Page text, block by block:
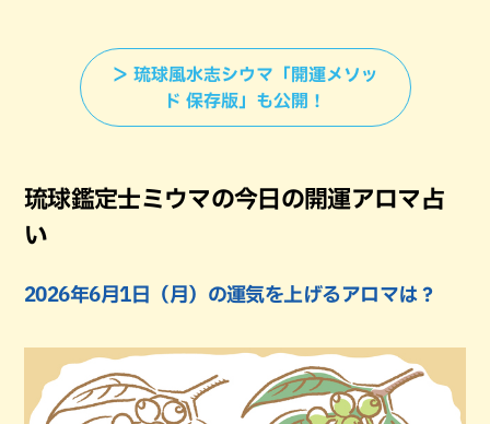
＞ 琉球風水志シウマ「開運メソッ
ド 保存版」も公開！
琉球鑑定士ミウマの今日の開運アロマ占
い
2026年6月1日（月）の運気を上げるアロマは？